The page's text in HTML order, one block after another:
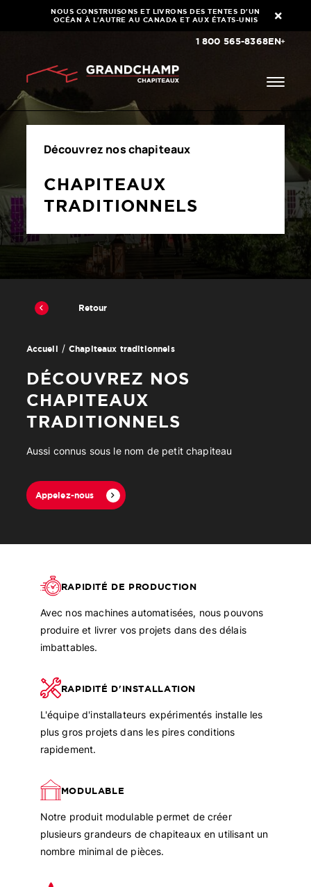
NOUS CONSTRUISONS ET LIVRONS DES TENTES D'UN
OCÉAN À L'AUTRE AU CANADA ET AUX ÉTATS-UNIS
1 800 565-8368EN
Découvrez nos chapiteaux
CHAPITEAUX
TRADITIONNELS
Retour
Accueil Chapiteaux traditionnels
DÉCOUVREZ NOS
CHAPITEAUX
TRADITIONNELS
Aussi connus sous le nom de petit chapiteau
Appelez-nous
RAPIDITÉ DE PRODUCTION
Avec nos machines automatisées, nous pouvons
produire et livrer vos projets dans des délais
imbattables.
RAPIDITÉ D'INSTALLATION
L'équipe d'installateurs expérimentés installe les
plus gros projets dans les pires conditions
rapidement.
MODULABLE
Notre produit modulable permet de créer
plusieurs grandeurs de chapiteaux en utilisant un
nombre minimal de pièces.